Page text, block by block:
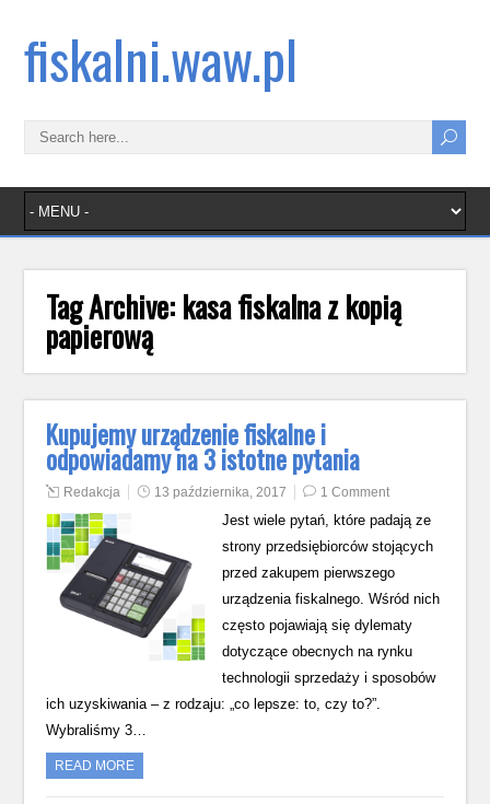
fiskalni.waw.pl
Tag Archive: kasa fiskalna z kopią
papierową
Kupujemy urządzenie fiskalne i
odpowiadamy na 3 istotne pytania
Redakcja 13 października, 2017 1 Comment
Jest wiele pytań, które padają ze
strony przedsiębiorców stojących
przed zakupem pierwszego
urządzenia fiskalnego. Wśród nich
często pojawiają się dylematy
dotyczące obecnych na rynku
technologii sprzedaży i sposobów
ich uzyskiwania – z rodzaju: „co lepsze: to, czy to?”.
Wybraliśmy 3…
READ MORE